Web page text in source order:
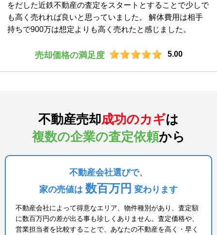
をだした近鉄不動産の査定をスタートとすることで少しで
も高く売れれば良いと思っていました。 解体費用は相手
持ちで900万は想定よりも高く売れたと感じました。
売却価格の満足度 5.00
不動産売却成功のカギは
複数の企業の査定依頼から
不動産会社選びで、
家の売値は 数百万円 変わります
不動産会社によって得意なエリア、物件種別があり、査定額
に数百万円の差が出る事も珍しくありません。査定価格や、
営業担当者を比較することで、あなたの不動産を高く・早く